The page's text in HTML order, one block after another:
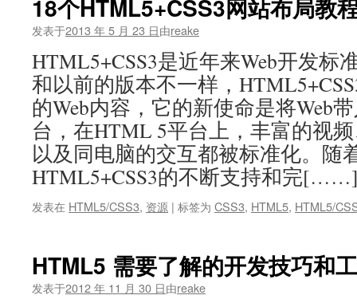
18个HTML5+CSS3网站布局教
发表于2013 年 5 月 23 日由reake
HTML5+CSS3是近年来Web开发标
和以前的版本不一样，
的Web内容，它的新使命是将Web
台，在HTML 5平台上，丰富的视
以及同电脑的交互都被标准化。随
HTML5+CSS3的不断支持和完
发表在 HTML5/CSS3, 资源 | 标签为 CSS3, HTML5, HTML5/
HTML5 需要了解的开发技巧和
发表于2012 年 11 月 30 日由reake